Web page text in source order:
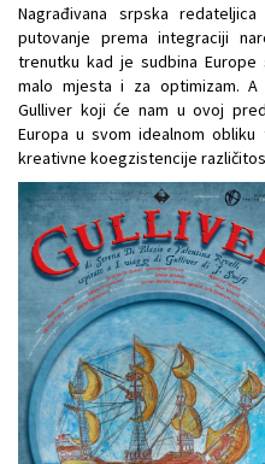
Nagrađivana srpska
putovanje prema integraciji
trenutku kad je sudbina
malo mjesta i za optimizam.
Gulliver koji će nam u ovoj
Europa u svom idealnom
kreativne koegzistencije